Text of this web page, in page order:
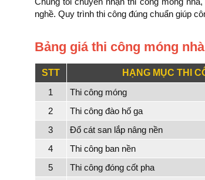
nghề. Quy trình thi công đúng chuẩn giúp
Bảng giá thi công móng
STT HẠNG MỤC THI
1
Thi công móng
2
Thi công đào hố ga
3
Đổ cát san lắp nâng nền
4
Thi công ban nền
5
Thi công đóng cốt pha